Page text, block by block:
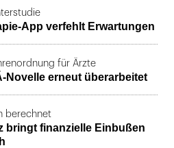
App verfehlt Erwartungen
für Ärzte
Novelle erneut überarbeitet
berechnet
bringt finanzielle Einbußen